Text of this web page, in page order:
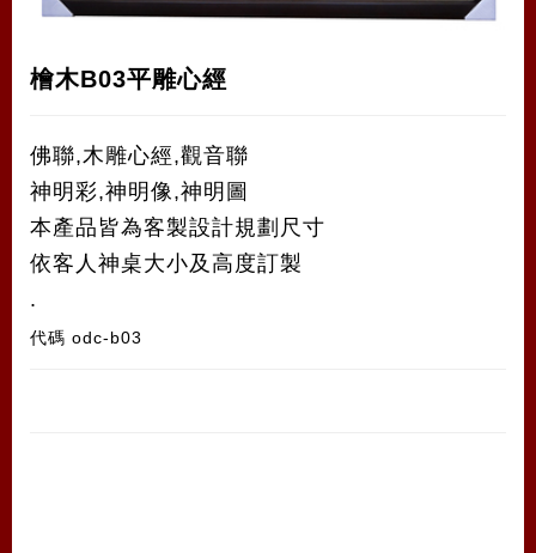
檜木B03平雕心經
佛聯,木雕心經,觀音聯
神明彩,神明像,神明圖
本產品皆為客製設計規劃尺寸
依客人神桌大小及高度訂製
.
代碼 odc-b03